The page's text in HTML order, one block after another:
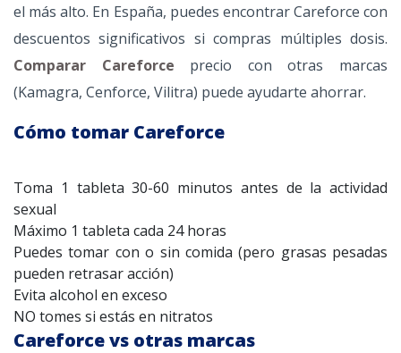
el más alto. En España, puedes encontrar Careforce con
descuentos significativos si compras múltiples dosis.
Comparar Careforce precio con otras marcas
(Kamagra, Cenforce, Vilitra) puede ayudarte ahorrar.
Cómo tomar Careforce
Toma 1 tableta 30-60 minutos antes de la actividad
sexual
Máximo 1 tableta cada 24 horas
Puedes tomar con o sin comida (pero grasas pesadas
pueden retrasar acción)
Evita alcohol en exceso
NO tomes si estás en nitratos
Careforce vs otras marcas